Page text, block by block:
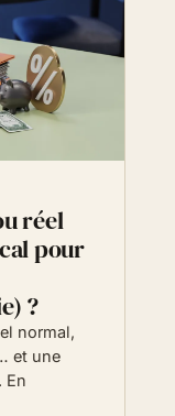
réel
pour
?
normal,
et une
En